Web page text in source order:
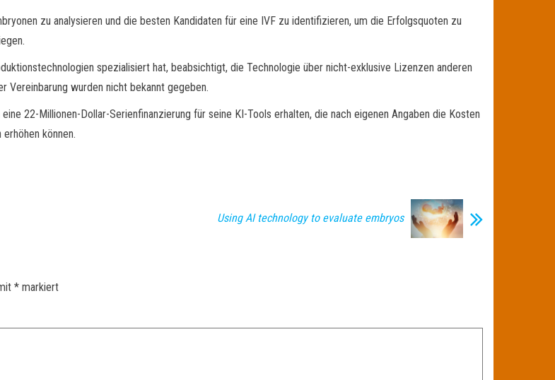
zu analysieren und die besten Kandidaten für eine IVF zu identifizieren, um die Erfolgsquoten zu
spezialisiert hat, beabsichtigt, die Technologie über nicht-exklusive Lizenzen anderen
Vereinbarung wurden nicht bekannt gegeben.
22-Millionen-Dollar-Serienfinanzierung für seine KI-Tools erhalten, die nach eigenen Angaben die Kosten
können.
Using AI technology to evaluate embryos
* markiert